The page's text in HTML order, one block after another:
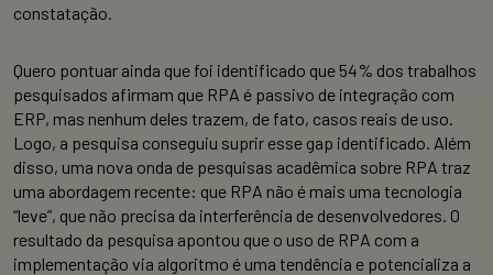
constatação.
Quero pontuar ainda que foi identificado que 54% dos trabalhos
pesquisados afirmam que RPA é passivo de integração com
ERP, mas nenhum deles trazem, de fato, casos reais de uso.
Logo, a pesquisa conseguiu suprir esse gap identificado. Além
disso, uma nova onda de pesquisas acadêmica sobre RPA traz
uma abordagem recente: que RPA não é mais uma tecnologia
“leve”, que não precisa da interferência de desenvolvedores. O
resultado da pesquisa apontou que o uso de RPA com a
implementação via algoritmo é uma tendência e potencializa a